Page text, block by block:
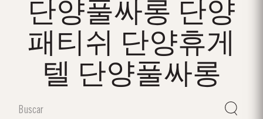
단양풀싸롱 단양
패티쉬 단양휴게
텔 단양풀싸롱